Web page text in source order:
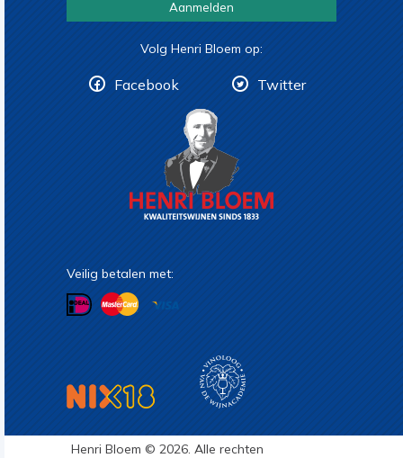
Aanmelden
Volg Henri Bloem op:
Facebook Twitter
Veilig betalen met:
Henri Bloem © 2026. Alle rechten